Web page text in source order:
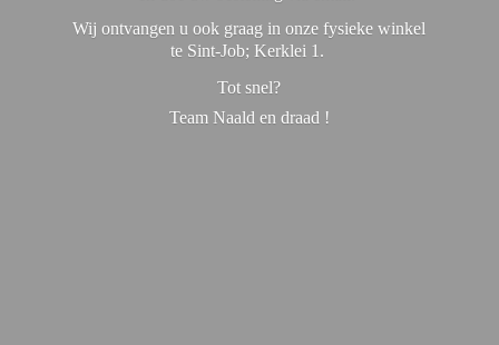
Wij ontvangen u ook graag in onze fysieke winkel
te Sint-Job; Kerklei 1.
Tot snel?
Team Naald en draad !